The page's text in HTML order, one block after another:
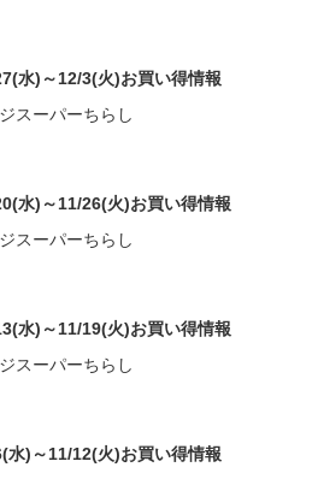
水)～12/3(火)お買い得情報
スーパーちらし
水)～11/26(火)お買い得情報
スーパーちらし
水)～11/19(火)お買い得情報
スーパーちらし
水)～11/12(火)お買い得情報